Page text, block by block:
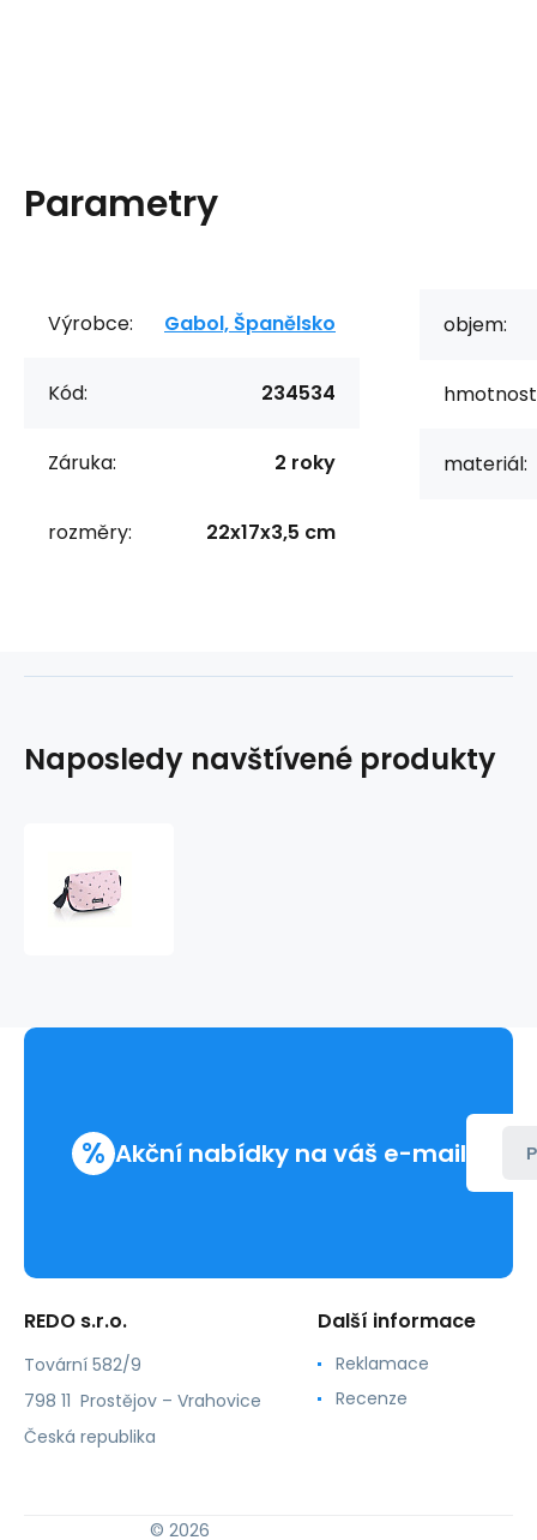
Parametry
Výrobce: Gabol, Španělsko
Kód: 234534
Záruka: 2 roky
rozměry: 22x17x3,5 cm
objem:
materiál:
Naposledy navštívené produkty
% Akční nabídky na váš e-mail
REDO s.r.o.
Tovární 582/9
798 11 Prostějov – Vrahovice
Česká republika
Další informace
Reklamace
Recenze
© 2026